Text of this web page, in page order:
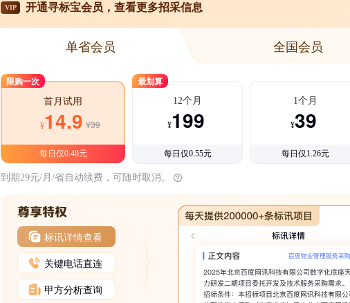
VIP 开通寻标宝会员，查看更多招采信息
单省会员 全国会员
限购一次
首月试用
¥14.9 ¥39
每日仅0.48元
最划算
12个月
¥199
每日仅0.55元
1个月
¥39
每日仅1.26元
到期29元/月/省自动续费，可随时取消。
标讯详情查看
关键电话直连
甲方分析查询